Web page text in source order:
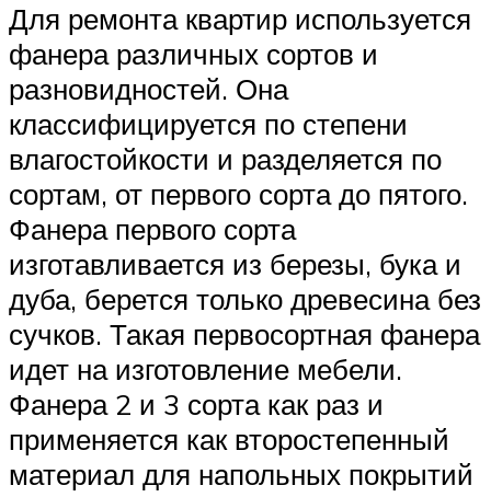
Для ремонта квартир используется
фанера различных сортов и
разновидностей. Она
классифицируется по степени
влагостойкости и разделяется по
сортам, от первого сорта до пятого.
Фанера первого сорта
изготавливается из березы, бука и
дуба, берется только древесина без
сучков. Такая первосортная фанера
идет на изготовление мебели.
Фанера 2 и 3 сорта как раз и
применяется как второстепенный
материал для напольных покрытий